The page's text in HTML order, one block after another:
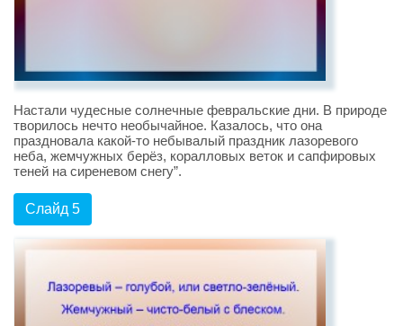
Настали чудесные солнечные февральские дни. В природе
творилось нечто необычайное. Казалось, что она
праздновала какой-то небывалый праздник лазоревого
неба, жемчужных берёз, коралловых веток и сапфировых
теней на сиреневом снегу”.
Слайд 5